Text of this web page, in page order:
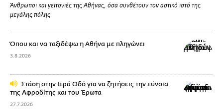
Άνθρωποι και γειτονιές της Αθήνας, όσα συνθέτουν τον αστικό ιστό της
μεγάλης πόλης
Όπου και να ταξιδέψω η Αθήνα με πληγώνει
3.8.2026
Στάση στην Ιερά Οδό για να ζητήσεις την εύνοια
της Αφροδίτης και του Έρωτα
27.7.2026